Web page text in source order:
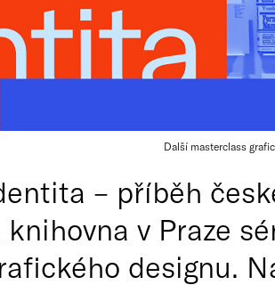
Další masterclass
– příběh
v Praze
designu.